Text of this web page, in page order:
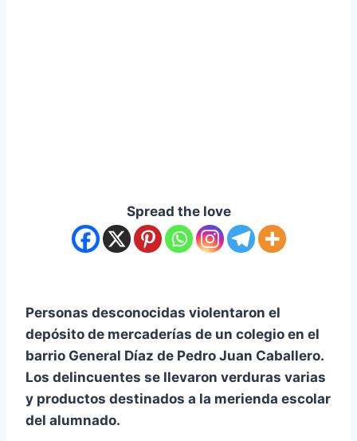
Spread the love
Personas desconocidas violentaron el
depósito de mercaderías de un colegio en el
barrio General Díaz de Pedro Juan Caballero.
Los delincuentes se llevaron verduras varias
y productos destinados a la merienda escolar
del alumnado.